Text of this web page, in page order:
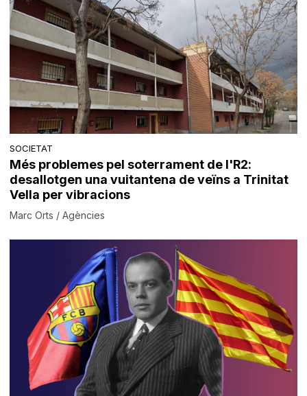
SOCIETAT
Més problemes pel soterrament de l'R2:
desallotgen una vuitantena de veïns a Trinitat
Vella per vibracions
Marc Orts / Agències